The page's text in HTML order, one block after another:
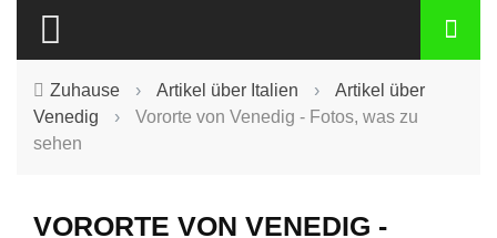
Zuhause › Artikel über Italien ›
Artikel über
Venedig
›
Vororte von Venedig - Fotos, was zu
sehen
VORORTE VON VENEDIG -